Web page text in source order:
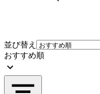
並び替え
おすすめ順